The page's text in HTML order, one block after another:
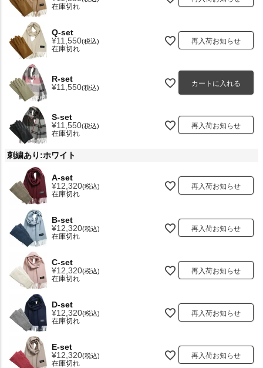
在庫切れ
Q-set
¥11,550 税込
在庫切れ
再入荷お知らせ
R-set
¥11,550 税込 カートに入れる
S-set
¥11,550 税込
在庫切れ
再入荷お知らせ
刺繍あり:ホワイト
A-set
¥12,320 税込
在庫切れ
再入荷お知らせ
B-set
¥12,320 税込
在庫切れ
再入荷お知らせ
C-set
¥12,320 税込
在庫切れ
再入荷お知らせ
D-set
¥12,320 税込
在庫切れ
再入荷お知らせ
E-set
¥12,320 税込
在庫切れ
再入荷お知らせ